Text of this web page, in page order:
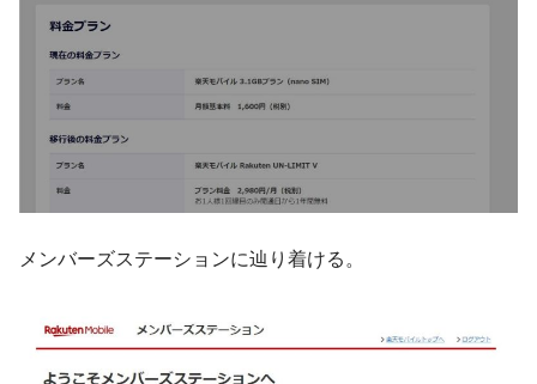
メンバーズステーションに辿り着ける。